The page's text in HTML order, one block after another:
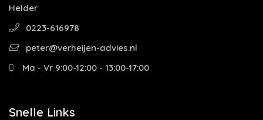
Helder
0223-616978
peter@verheijen-advies.nl
Ma - Vr 9:00-12:00 - 13:00-17:00
Snelle Links